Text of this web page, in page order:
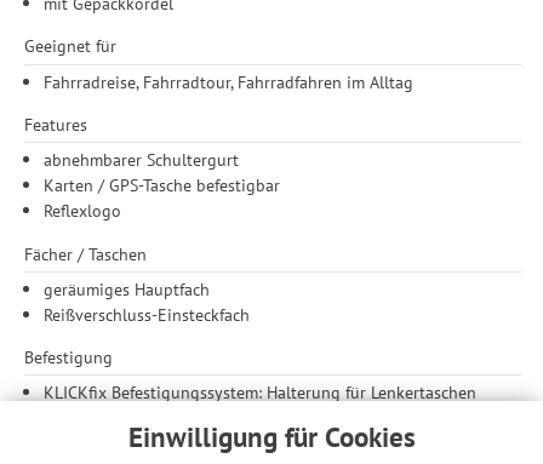
Einwilligung für Cookies
Geeignet für
Fahrradreise, Fahrradtour, Fahrradfahren im Alltag
Features
abnehmbarer Schultergurt
Karten / GPS-Tasche befestigbar
Reflexlogo
Fächer / Taschen
geräumiges Hauptfach
Reißverschluss-Einsteckfach
Befestigung
KLICKfix Befestigungssystem: Halterung für Lenkertaschen
elastische Frontfixierung